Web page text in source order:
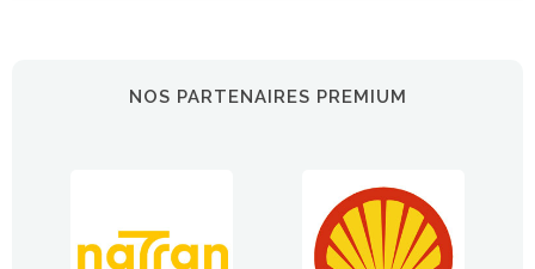
NOS PARTENAIRES PREMIUM